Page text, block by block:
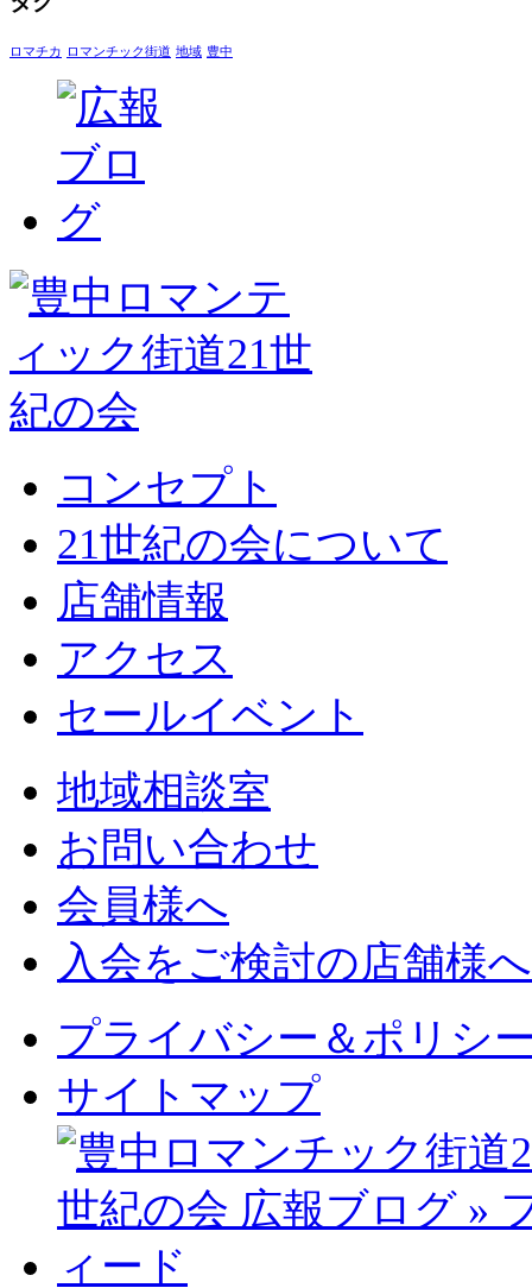
ロマチカ ロマンチック街道 地域 豊中
コンセプト
21世紀の会について
店舗情報
アクセス
セールイベント
地域相談室
お問い合わせ
会員様へ
入会をご検討の店舗様へ
プライバシー＆ポリシ
サイトマップ